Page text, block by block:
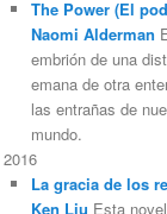
The Power (El
Naomi Alderman
embrión de una
emana de otra
las entrañas de
mundo.
2016
La gracia de los
Ken Liu Esta